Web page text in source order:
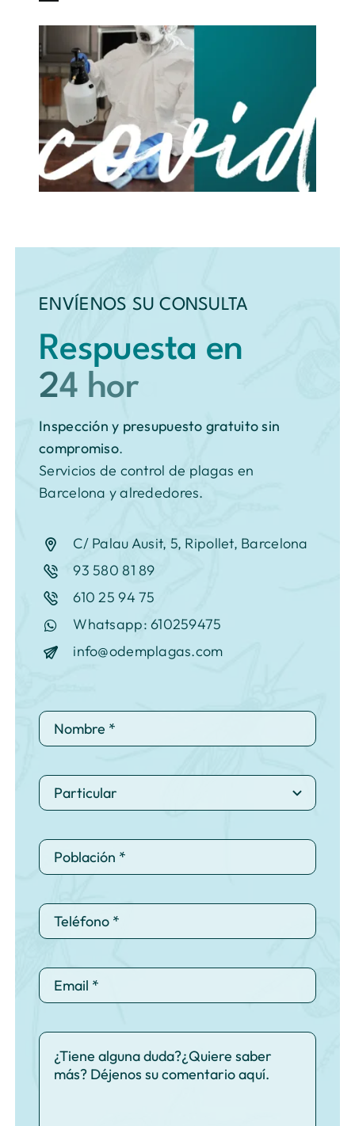
ENVÍENOS SU CONSULTA
Respuesta en
Inspección y presupuesto gratuito sin
compromiso.
Servicios de control de plagas en
Barcelona y alrededores.
C/ Palau Ausit, 5, Ripollet, Barcelona
93 580 81 89
610 25 94 75
Whatsapp: 610259475
info@odemplagas.com